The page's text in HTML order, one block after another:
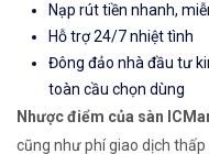
Nạp rút tiền nhanh,
Hỗ trợ 24/7 nhiệt tình
Đông đảo nhà đầu tư
toàn cầu chọn dùng
Nhược điểm của sàn
cũng như phí giao dịch